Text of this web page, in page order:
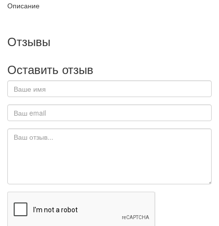
Описание
Отзывы
Оставить отзыв